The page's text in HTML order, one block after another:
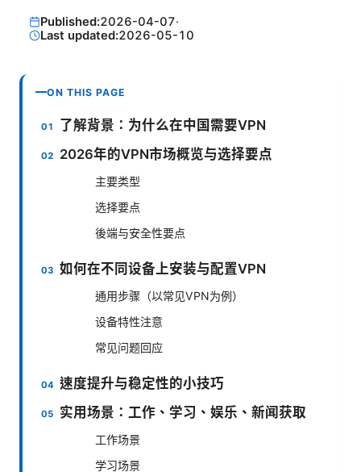
Published:2026-04-07·
Last updated:2026-05-10
ON THIS PAGE
了解背景：为什么在中国需要VPN
2026年的VPN市场概览与选择要点
主要类型
选择要点
後端与安全性要点
如何在不同设备上安装与配置VPN
通用步骤（以常见VPN为例）
设备特性注意
常见问题回应
速度提升与稳定性的小技巧
实用场景：工作、学习、娱乐、新闻获取
工作场景
学习场景